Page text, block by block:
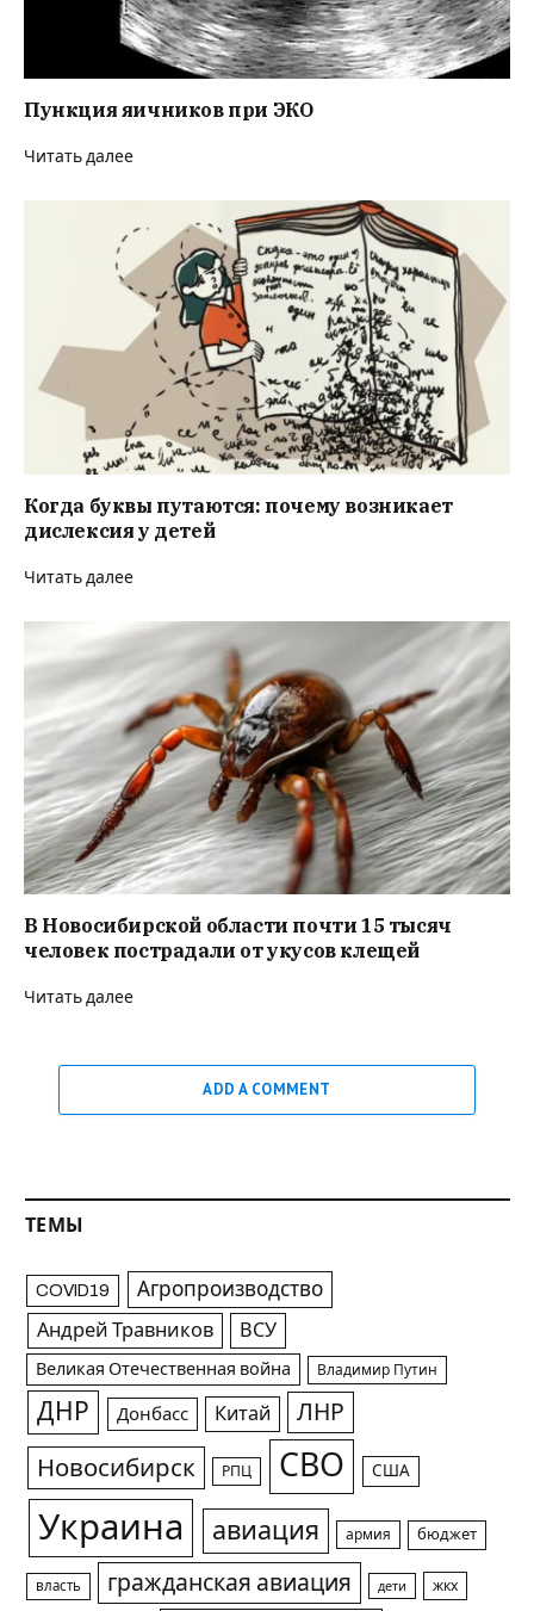
Пункция яичников при ЭКО
Читать далее
Когда буквы путаются: почему возникает
дислексия у детей
Читать далее
В Новосибирской области почти 15 тысяч
человек пострадали от укусов клещей
Читать далее
ADD A COMMENT
ТЕМЫ
COVID19 Агропроизводство
Андрей Травников ВСУ
Великая Отечественная война Владимир Путин
ДНР Донбасс Китай ЛНР
Новосибирск РПЦ СВО США
Украина авиация армия бюджет
власть гражданская авиация дети жкх